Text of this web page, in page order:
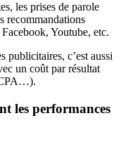
les prises de parole
recommandations
Youtube, etc.
publicitaires, c’est aussi
un coût par résultat
les performances